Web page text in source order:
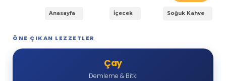
Anasayfa İçecek Soğuk Kahve
ÖNE ÇIKAN LEZZETLER
Çay
Demleme & Bitki